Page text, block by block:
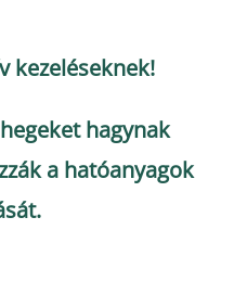
kezeléseknek!
hagynak
a hatóanyagok